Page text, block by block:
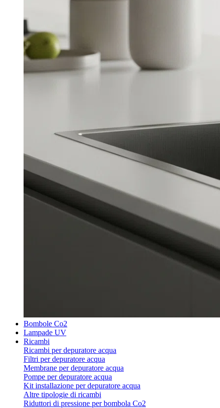
Bombole Co2
Lampade UV
Ricambi
Ricambi per depuratore acqua
Filtri per depuratore acqua
Membrane per depuratore acqua
Pompe per depuratore acqua
Kit installazione per depuratore acqua
Altre tipologie di ricambi
Riduttori di pressione per bombola Co2